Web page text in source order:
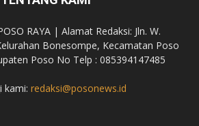
RAYA | Alamat Redaksi: Jln. W.
Bonesompe, Kecamatan Poso
Poso No Telp : 085394147485
kami: redaksi@posonews.id